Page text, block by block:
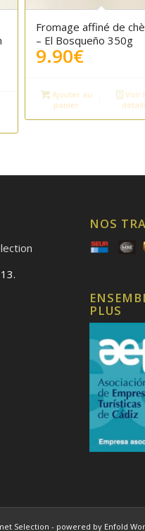
Fromage affiné de
– El Bosqueño 350g
9.90€
Ajouter au
panier
Voir
NOS
PLUS
Selection - powered by Enfold